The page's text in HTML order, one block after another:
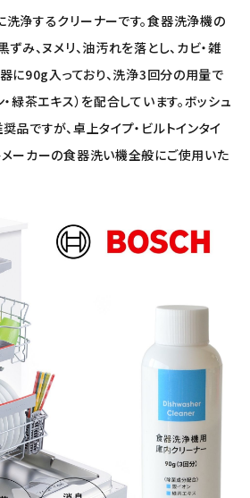
会員登録
浄するクリーナーです。食器洗浄機の
み、ヌメリ、油汚れを落とし、カビ・雑
に90g入っており、洗浄3回分の用量で
緑茶エキス）を配合しています。ボッシュ
品ですが、卓上タイプ・ビルトインタイ
ーカーの食器洗い機全般にご使用いた